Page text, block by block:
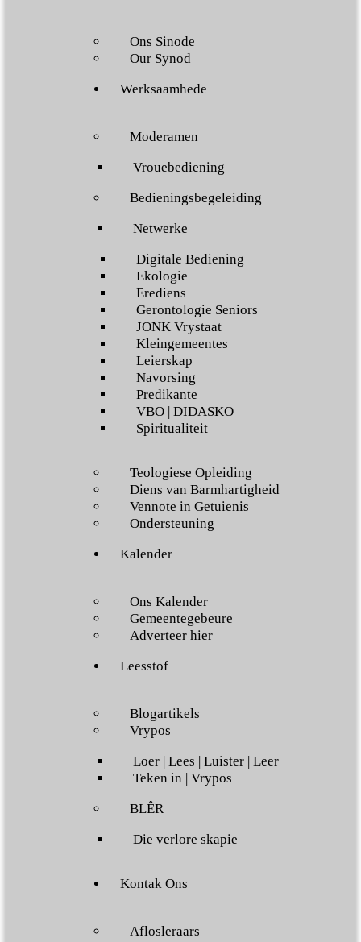
Ons Sinode
Our Synod
Werksaamhede
Moderamen
Vrouebediening
Bedieningsbegeleiding
Netwerke
Digitale Bediening
Ekologie
Erediens
Gerontologie Seniors
JONK Vrystaat
Kleingemeentes
Leierskap
Navorsing
Predikante
VBO | DIDASKO
Spiritualiteit
Teologiese Opleiding
Diens van Barmhartigheid
Vennote in Getuienis
Ondersteuning
Kalender
Ons Kalender
Gemeentegebeure
Adverteer hier
Leesstof
Blogartikels
Vrypos
Loer | Lees | Luister | Leer
Teken in | Vrypos
BLÊR
Die verlore skapie
Kontak Ons
Aflosleraars